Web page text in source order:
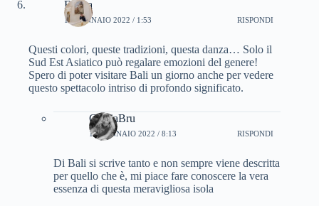
Eliana
13 GENNAIO 2022 / 1:53 RISPONDI
Questi colori, queste tradizioni, questa danza… Solo il
Sud Est Asiatico può regalare emozioni del genere!
Spero di poter visitare Bali un giorno anche per vedere
questo spettacolo intriso di profondo significato.
CinziaBru
13 GENNAIO 2022 / 8:13 RISPONDI
Di Bali si scrive tanto e non sempre viene descritta
per quello che è, mi piace fare conoscere la vera
essenza di questa meravigliosa isola